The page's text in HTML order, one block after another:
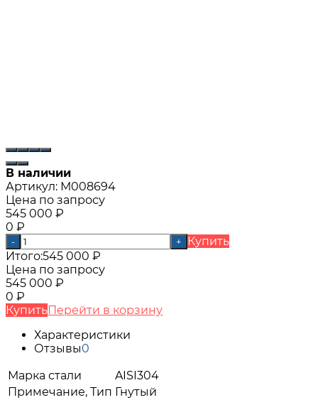
В наличии
Артикул: М008694
Цена по запросу
545 000 ₽
0 ₽
- +
Купить
Итого:545 000 ₽
Цена по запросу
545 000 ₽
0 ₽
КупитьПерейти в корзину
Характеристики
Отзывы0
Марка стали
AISI304
Примечание, Тип Гнутый